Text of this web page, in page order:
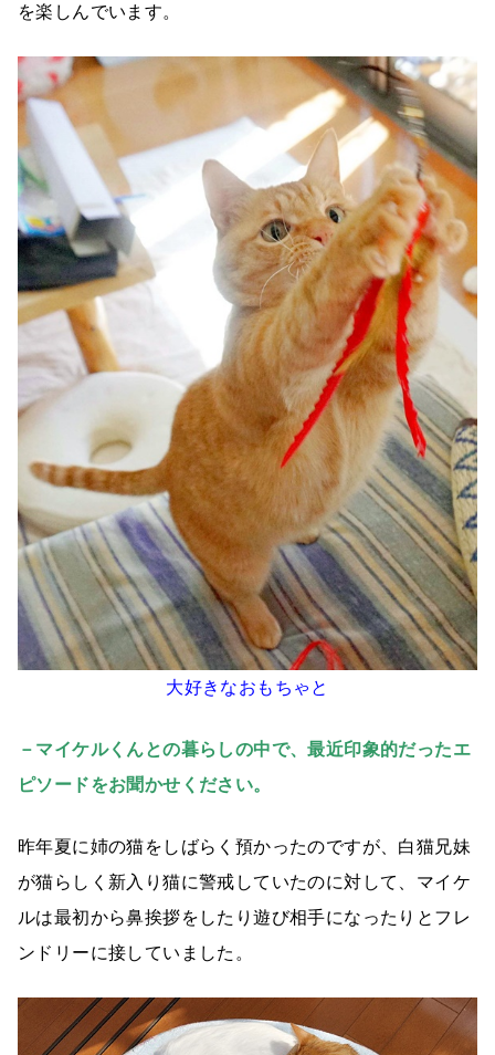
を楽しんでいます。
大好きなおもちゃと
－マイケルくんとの暮らしの中で、最近印象的だったエ
ピソードをお聞かせください。
昨年夏に姉の猫をしばらく預かったのですが、白猫兄妹
が猫らしく新入り猫に警戒していたのに対して、マイケ
ルは最初から鼻挨拶をしたり遊び相手になったりとフレ
ンドリーに接していました。